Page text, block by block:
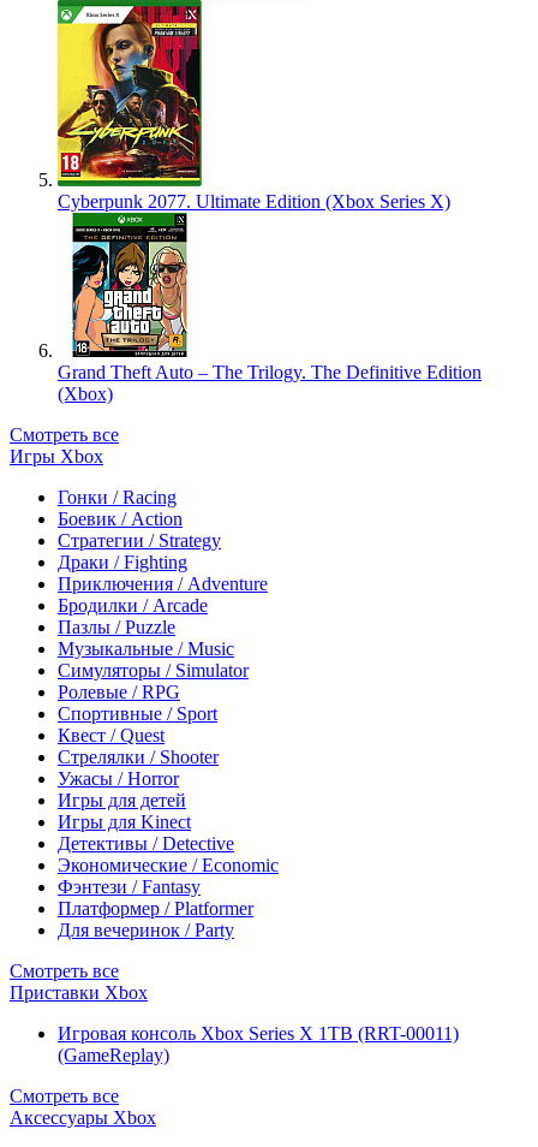
Cyberpunk 2077. Ultimate Edition (Xbox Series X)
Grand Theft Auto – The Trilogy. The Definitive Edition
(Xbox)
Смотреть все
Игры Xbox
Гонки / Racing
Боевик / Action
Стратегии / Strategy
Драки / Fighting
Приключения / Adventure
Бродилки / Arcade
Пазлы / Puzzle
Музыкальные / Music
Симуляторы / Simulator
Ролевые / RPG
Спортивные / Sport
Квест / Quest
Стрелялки / Shooter
Ужасы / Horror
Игры для детей
Игры для Kinect
Детективы / Detective
Экономические / Economic
Фэнтези / Fantasy
Платформер / Platformer
Для вечеринок / Party
Смотреть все
Приставки Xbox
Игровая консоль Xbox Series X 1TB (RRT-00011)
(GameReplay)
Смотреть все
Аксессуары Xbox